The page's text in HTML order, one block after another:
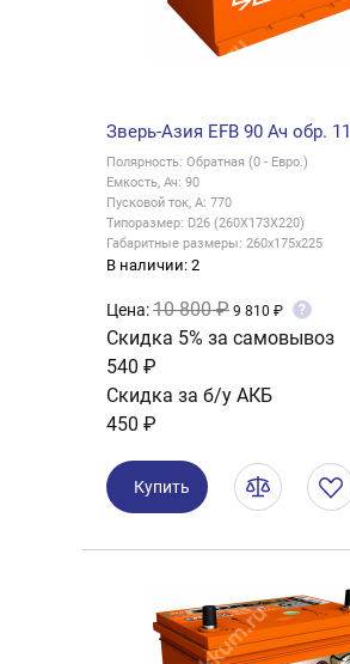
Зверь-Азия EFB 90 Ач обр.
Полярность: Обратная (0 - Евро.)
Емкость, Ач: 90
Пусковой ток, А: 770
Типоразмер: D26 (260X173X220)
Габаритные размеры: 260x175x225
В наличии: 2
Цена:10 800 ₽ 9 810 ₽ ?
Скидка 5% за самовывоз
540 ₽
Скидка за б/у АКБ
450 ₽
Купить